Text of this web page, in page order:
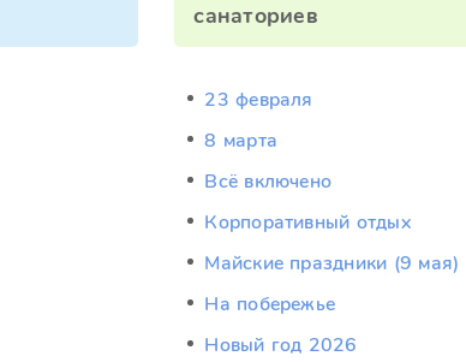
санаториев
23 февраля
8 марта
Всё включено
Корпоративный отдых
Майские праздники (9 мая)
На побережье
Новый год 2026